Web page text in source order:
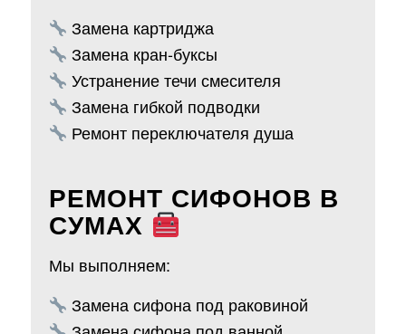
Замена картриджа
Замена кран-буксы
Устранение течи смесителя
Замена гибкой подводки
Ремонт переключателя душа
РЕМОНТ СИФОНОВ В
СУМАХ
Мы выполняем:
Замена сифона под раковиной